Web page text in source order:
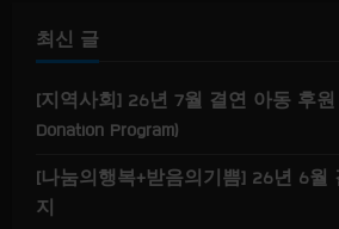
n
g
최신 글
[지역사회] 26년 7월 결연 아동 후원
Donation Program)
[나눔의행복+받음의기쁨] 26년 6월
지